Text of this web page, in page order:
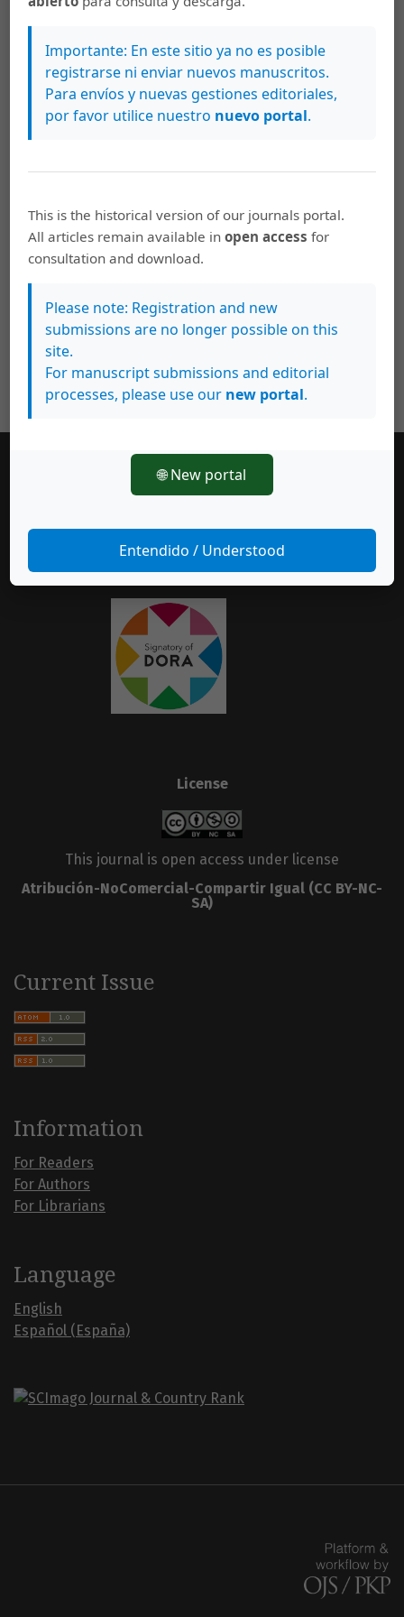
More Citation Formats
Downloads
Make a Submission
License
This journal is open access under license
Atribución-NoComercial-Compartir Igual (CC BY-NC-
SA)
Current Issue
Information
For Readers
For Authors
For Librarians
Language
English
Español (España)
Importante: En este sitio ya no es posible
registrarse ni enviar nuevos manuscritos.
Para envíos y nuevas gestiones editoriales,
por favor utilice nuestro nuevo portal.
This is the historical version of our journals portal.
All articles remain available inopen access for
consultation and download.
Please note: Registration and new
submissions are no longer possible on this
site.
For manuscript submissions and editorial
processes, please use our new portal.
🌐 New portal
Entendido / Understood